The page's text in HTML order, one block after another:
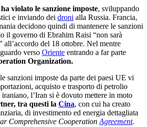
violato le sanzione imposte, sviluppando
e inviando dei droni alla Russia. Francia,
decidono quindi di mantenere le sanzioni
il governo di Ebrahim Raisi “non sarà
all’accordo del 18 ottobre. Nel mentre
verso Oriente entrando a far parte
Organization.
sanzioni imposte da parte dei paesi UE vi
acquisto e trasporto di petrolio
iraniano, l’Iran si è dovuto mettere in moto
tra questi la Cina, con cui ha creato
di investimento ed energia dettagliata
Comprehensive Cooperation Agreement.